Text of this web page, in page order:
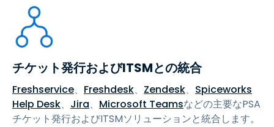
チケット発行およびITSMとの統合
Freshservice、 Freshdesk、 Zendesk、 Spiceworks
Help Desk、 Jira、 Microsoft Teamsなどの主要なPSA
チケット発行およびITSMソリューションと統合します。